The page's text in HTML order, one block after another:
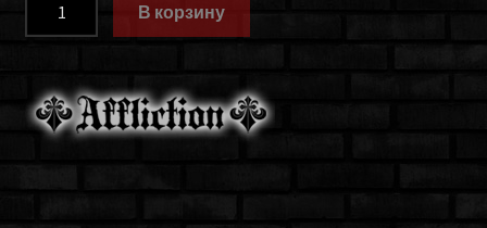
мужская
Affliction
ENIGMA
В корзину